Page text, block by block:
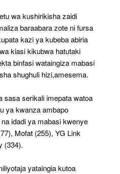
wa kushirikisha zaidi
baraabara zote ni fursa
kazi ya kubeba abiria
kiasi kikubwa hatutaki
binfasi wataingiza mabasi
shughuli hizi,amesema.
sasa serikali imepata watoa
ya kwanza ambapo
idadi ya mabasi kwenye
Mofat (255), YG Link
(334).
yataingia kutoa